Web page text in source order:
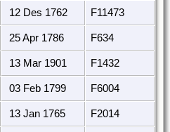
12 Des 1762 F11473
25 Apr 1786 F634
13 Mar 1901 F1432
03 Feb 1799 F6004
13 Jan 1765 F2014